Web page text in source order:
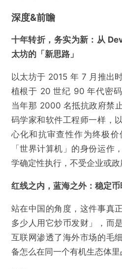
深度&前瞻
十年转折，务实为新：从
太坊的「新思路」
以太坊于 2015 年 7 月推出
植根于 20 世纪 90 年代密
当年那 2000 名抵抗政府禁
码学家和软件工程师一样，
心化和抗审查性作为终极
「世界计算机」的身份运作
学确定性执行，不受企业或政
红线之内，蓝海之外：稳定
站在中国的角度，这件事真
多少人用它炒币发财」，而
互联网渗透了海外市场的毛
备怎么在同一个有机生态体里